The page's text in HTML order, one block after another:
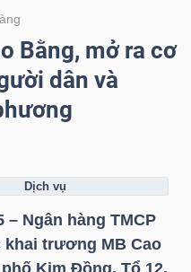
Bằng, mở ra cơ
dân và
dịch vụ
– Ngân hàng TMCP
trương MB Cao
Kim Đồng, Tổ 12,